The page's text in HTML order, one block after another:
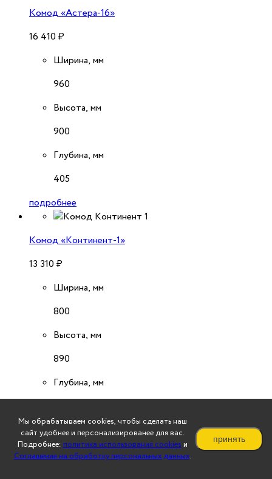
Комод «Астера-16»
16 410 ₽
Ширина, мм
960
Высота, мм
900
Глубина, мм
405
подробнее
Комод «Континент-1»
13 310 ₽
Ширина, мм
800
Высота, мм
890
Глубина, мм
подробнее
Мы обрабатываем cookies, чтобы сделать наш
сайт удобнее и персонализированее для вас.
Подробнее:политика использования cookiesи
Соглашение на обработку персональных данных.
принять